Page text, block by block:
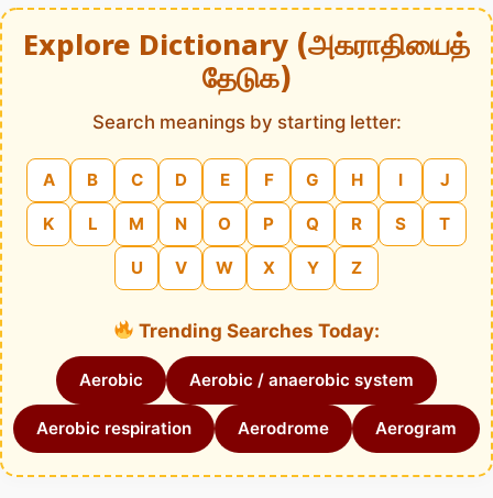
Explore Dictionary (அகராதியைத்
தேடுக)
Search meanings by starting letter:
A B C D E F G H I J
K L M N O P Q R S T
U V W X Y Z
Trending Searches Today:
Aerobic Aerobic / anaerobic system
Aerobic respiration Aerodrome Aerogram